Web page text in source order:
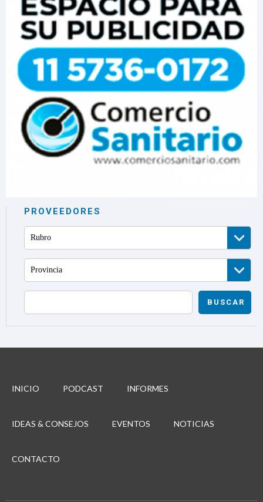
PROVEEDORES
Rubro
Provincia
BUSCAR
INICIO PODCAST INFORMES
IDEAS & CONSEJOS EVENTOS NOTICIAS
CONTACTO